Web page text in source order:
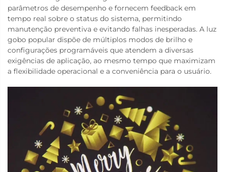
parâmetros de desempenho e fornecem feedback em
tempo real sobre o status do sistema, permitindo
manutenção preventiva e evitando falhas inesperadas. A luz
gobo popular dispõe de múltiplos modos de brilho e
configurações programáveis que atendem a diversas
exigências de aplicação, ao mesmo tempo que maximizam
a flexibilidade operacional e a conveniência para o usuário.